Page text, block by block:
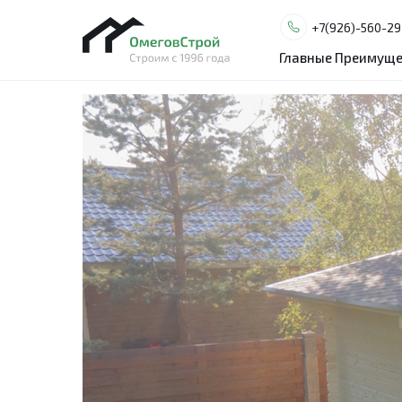
+7(926)-560-
Главные
+7(926)-560-
Главные